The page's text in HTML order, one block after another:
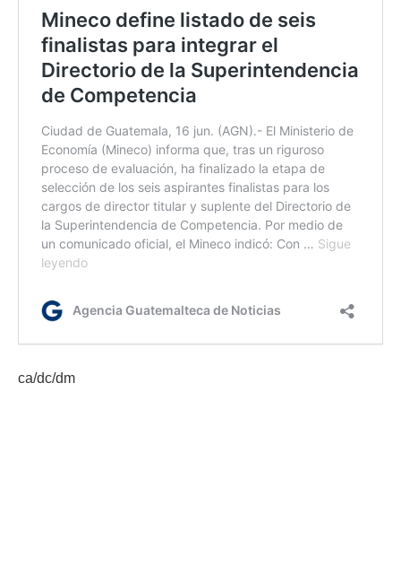
ca/dc/dm